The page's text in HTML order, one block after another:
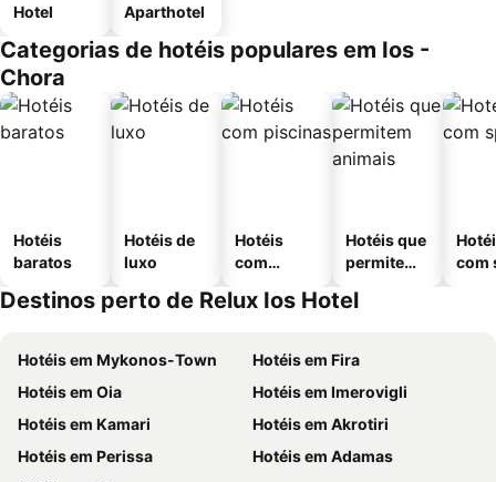
Hotel Aparthotel
Categorias de hotéis populares em Ios -
Chora
Hotéis
baratos
Hotéis de
luxo
Hotéis
com
Hotéis que
permitem
com
Destinos perto de Relux Ios Hotel
Hotéis em Mykonos-Town
Hotéis em Fira
Hotéis em Oia
Hotéis em Imerovigli
Hotéis em Kamari
Hotéis em Akrotiri
Hotéis em Perissa
Hotéis em Adamas